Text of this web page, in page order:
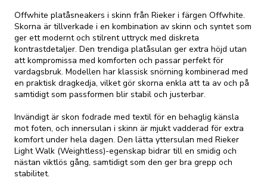
Offwhite platåsneakers i skinn från Rieker i färgen Offwhite.
Skorna är tillverkade i en kombination av skinn och syntet som
ger ett modernt och stilrent uttryck med diskreta
kontrastdetaljer. Den trendiga platåsulan ger extra höjd utan
att kompromissa med komforten och passar perfekt för
vardagsbruk. Modellen har klassisk snörning kombinerad med
en praktisk dragkedja, vilket gör skorna enkla att ta av och på
samtidigt som passformen blir stabil och justerbar.
Invändigt är skon fodrade med textil för en behaglig känsla
mot foten, och innersulan i skinn är mjukt vadderad för extra
komfort under hela dagen. Den lätta yttersulan med Rieker
Light Walk (Weightless)-egenskap bidrar till en smidig och
nästan viktlös gång, samtidigt som den ger bra grepp och
stabilitet.